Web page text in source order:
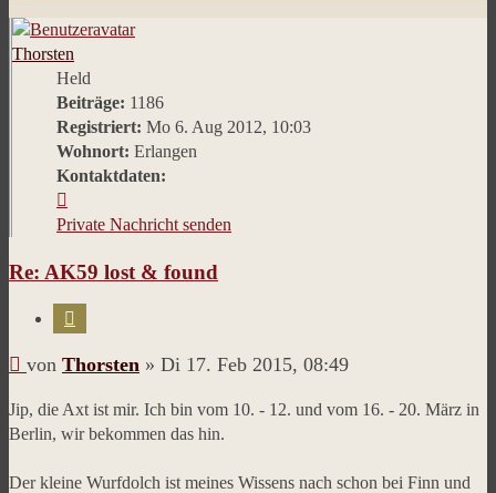
Thorsten
Held
Beiträge: 1186
Registriert: Mo 6. Aug 2012, 10:03
Wohnort: Erlangen
Kontaktdaten:
von
Private Nachricht senden
Re: AK59 lost & found
Beitrag
von Thorsten » Di 17. Feb 2015, 08:49
Jip, die Axt ist mir. Ich bin vom 10. - 12. und vom 16. - 20. März in
Berlin, wir bekommen das hin.
Der kleine Wurfdolch ist meines Wissens nach schon bei Finn und